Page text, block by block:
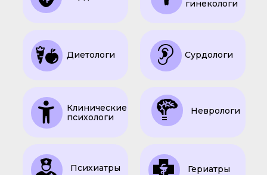
гинекологи
Психиатры
Неврологи
Гериатры
Диетологи
Клинические
психологи
Сурдологи